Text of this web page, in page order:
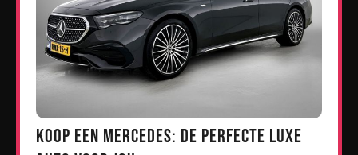
Koop een Mercedes: De Perfecte Luxe